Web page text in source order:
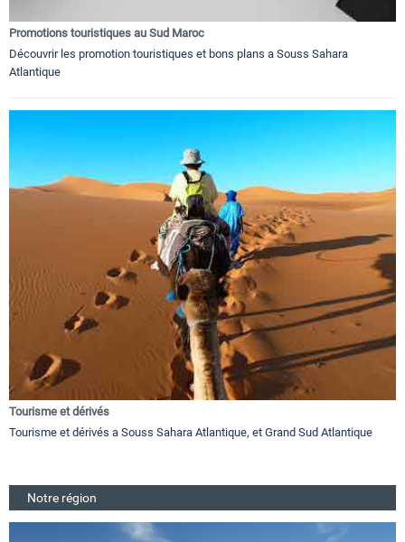
Promotions touristiques au Sud Maroc
Découvrir les promotion touristiques et bons plans a Souss Sahara
Atlantique
Tourisme et dérivés
Tourisme et dérivés a Souss Sahara Atlantique, et Grand Sud Atlantique
Notre région